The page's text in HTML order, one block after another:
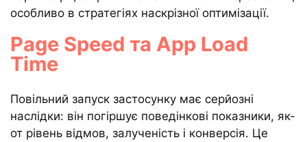
особливо в стратегіях наскрізної оптимізації.
Page Speed та App Load
Time
Повільний запуск застосунку має серйозні
наслідки: він погіршує поведінкові показники, як-
от рівень відмов, залученість і конверсія. Це